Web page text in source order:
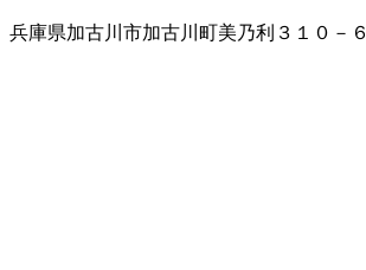
兵庫県加古川市加古川町美乃利３１０－６